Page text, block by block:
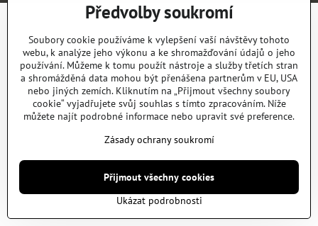
Předvolby soukromí
Soubory cookie používáme k vylepšení vaší návštěvy tohoto
webu, k analýze jeho výkonu a ke shromažďování údajů o jeho
používání. Můžeme k tomu použít nástroje a služby třetích stran
a shromážděná data mohou být přenášena partnerům v EU, USA
nebo jiných zemích. Kliknutím na „Přijmout všechny soubory
cookie“ vyjadřujete svůj souhlas s tímto zpracováním. Níže
můžete najít podrobné informace nebo upravit své preference.
Zásady ochrany soukromí
Ukázat podrobnosti
Přijmout všechny cookies